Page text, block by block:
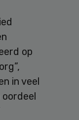
op
in veel